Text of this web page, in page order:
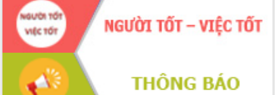
Tập huấn ứng dụng trí tuệ nhân tạo (AI)
trong thương mại điện tử năm 2026
Đoàn đại biểu Quốc hội tỉnh Đắk Lắk
trao đổi thông tin trước Kỳ họp thứ
nhất, Quốc hội khóa XVI
Quyết liệt cải cách hành chính, khơi
thông nguồn lực phát triển